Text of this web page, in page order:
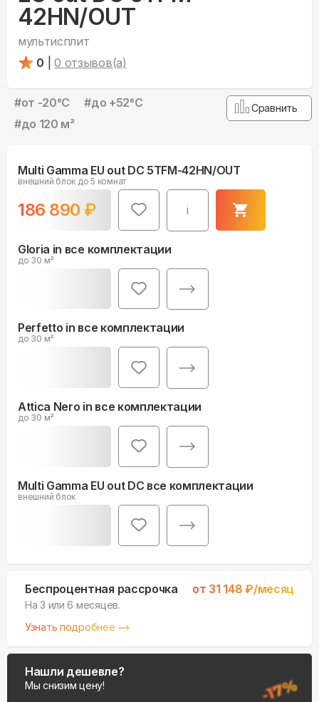
42HN/OUT
мультисплит
0
0 отзывов(а)
#от -20°С #до +52°С
#до 120 м²
Сравнить
Multi Gamma EU out DC 5TFM-42HN/OUT
внешний блок до 5 комнат
186 890 ₽ i
Gloria in все комплектации
до 30 м²
Perfetto in все комплектации
до 30 м²
Attica Nero in все комплектации
до 30 м²
Multi Gamma EU out DC все комплектации
внешний блок
Беспроцентная рассрочка от 31 148 ₽/месяц
На 3 или 6 месяцев.
Узнать подробнее
Нашли дешевле?
Мы снизим цену!